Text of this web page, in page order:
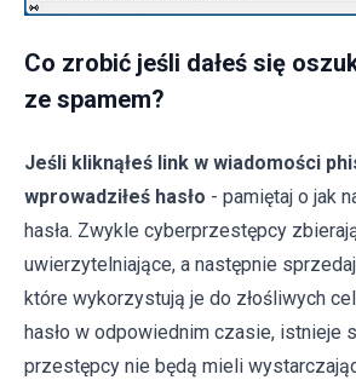
Co zrobić jeśli dałeś się
ze spamem?
Jeśli kliknąłeś link w wiadomości
wprowadziłeś hasło - pamiętaj o jak
hasła. Zwykle cyberprzestępcy
uwierzytelniające, a następnie
które wykorzystują je do złośliwych
hasło w odpowiednim czasie, istnieje
przestępcy nie będą mieli